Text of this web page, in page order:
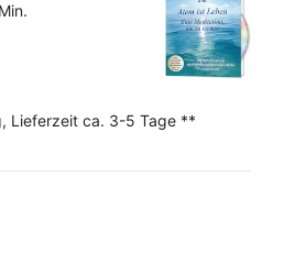
Lieferzeit ca. 3-5 Tage **